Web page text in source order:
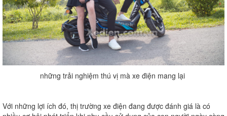
những trải nghiệm thú vị mà xe điện mang lại
Với những lợi ích đó, thị trường xe điện đang được đánh giá là có